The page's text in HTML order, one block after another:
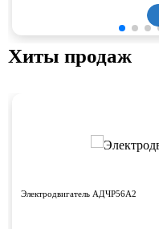
Хиты продаж
Электродвигатель АДЧР56А2